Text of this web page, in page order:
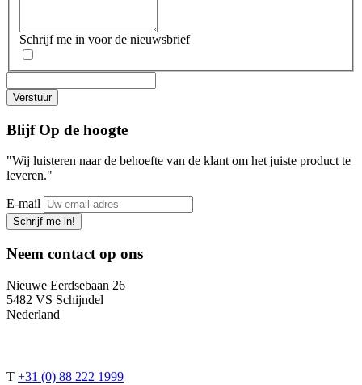
Schrijf me in voor de nieuwsbrief
BlijfOp de hoogte
"Wij luisteren naar de behoefte van de klant om het juiste product te
leveren."
E-mail
Schrijf me in!
Neem contact op ons
Nieuwe Eerdsebaan 26
5482 VS Schijndel
Nederland
T +31 (0) 88 222 1999